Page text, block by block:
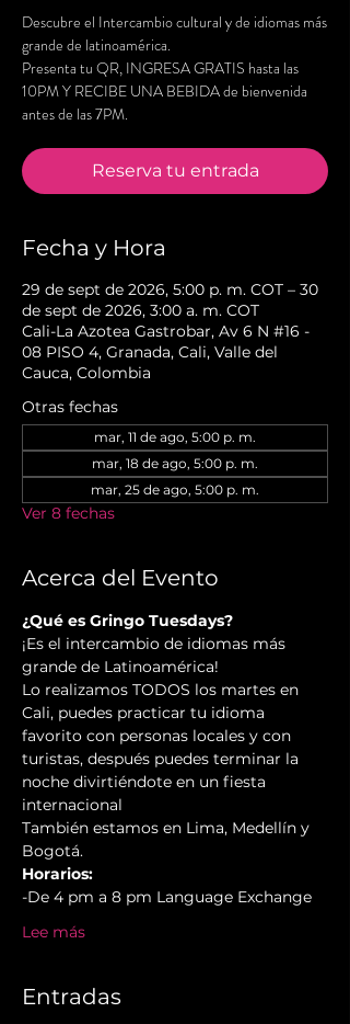
Descubre el Intercambio cultural y de idiomas más
grande de latinoamérica.
Presenta tu QR, INGRESA GRATIS hasta las
10PM Y RECIBE UNA BEBIDA de bienvenida
antes de las 7PM.
Reserva tu entrada
Fecha y Hora
29 de sept de 2026, 5:00 p. m. COT – 30
de sept de 2026, 3:00 a. m. COT
Cali-La Azotea Gastrobar, Av 6 N #16 -
08 PISO 4, Granada, Cali, Valle del
Cauca, Colombia
Otras fechas
mar, 11 de ago, 5:00 p. m.
mar, 18 de ago, 5:00 p. m.
mar, 25 de ago, 5:00 p. m.
Ver 8 fechas
Acerca del Evento
¿Qué es Gringo Tuesdays?
¡Es el intercambio de idiomas más
grande de Latinoamérica!
Lo realizamos TODOS los martes en
Cali, puedes practicar tu idioma
favorito con personas locales y con
turistas, después puedes terminar la
noche divirtiéndote en un fiesta
internacional
También estamos en Lima, Medellín y
Bogotá.
Horarios:
-De 4 pm a 8 pm Language Exchange
Lee más
Entradas